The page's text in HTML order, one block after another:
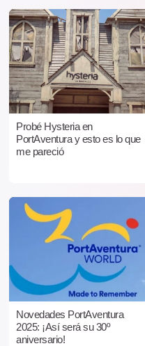
Probé Hysteria en
PortAventura y esto es lo que
me pareció
Novedades PortAventura
2025: ¡Así será su 30º
aniversario!